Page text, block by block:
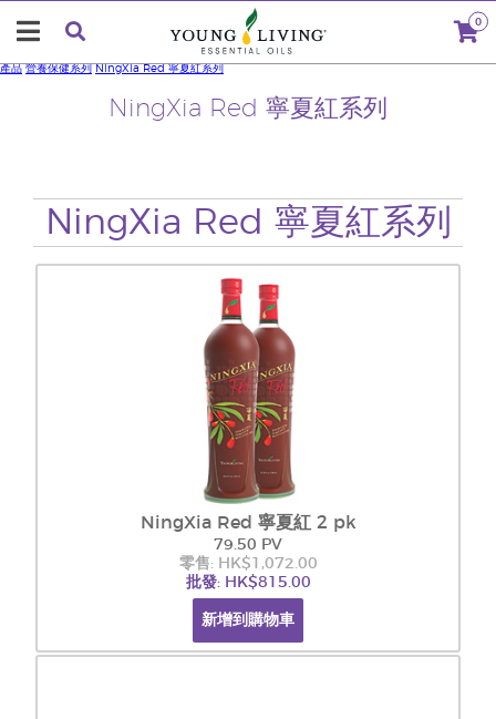
0
NingXia Red 寧夏紅系列
產品 營養保健系列 NingXia Red 寧夏紅系列
NingXia Red 寧夏紅系列
NingXia Red 寧夏紅 2 pk
79.50 PV
零售: HK$1,072.00
批發: HK$815.00
新增到購物車